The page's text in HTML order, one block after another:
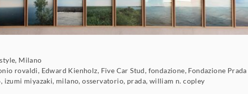
, Milano
rovaldi, Edward Kienholz, Five Car Stud, fondazione, Fondazione Prada
, izumi miyazaki, milano,osservatorio, prada, william n. copley